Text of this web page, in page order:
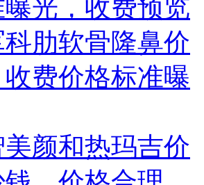
光，收费预览
肋软骨隆鼻价
费价格标准曝
颜和热玛吉价